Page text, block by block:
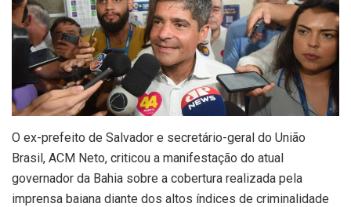
O ex-prefeito de Salvador e secretário-geral do União
Brasil, ACM Neto, criticou a manifestação do atual
governador da Bahia sobre a cobertura realizada pela
imprensa baiana diante dos altos índices de criminalidade